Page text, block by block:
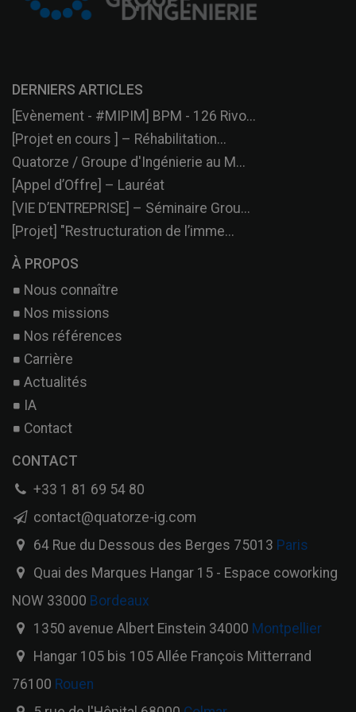
DERNIERS ARTICLES
[Evènement - #MIPIM] BPM - 126 Rivo...
[Projet en cours ] – Réhabilitation...
Quatorze / Groupe d'Ingénierie au M...
[Appel d’Offre] – Lauréat
[VIE D’ENTREPRISE] – Séminaire Grou...
[Projet] "Restructuration de l’imme...
À PROPOS
Nous connaître
Nos missions
Nos références
Carrière
Actualités
IA
Contact
CONTACT
+33 1 81 69 54 80
contact@quatorze-ig.com
64 Rue du Dessous des Berges 75013 Paris
Quai des Marques Hangar 15 - Espace coworking
NOW 33000 Bordeaux
1350 avenue Albert Einstein 34000 Montpellier
Hangar 105 bis 105 Allée François Mitterrand
76100 Rouen